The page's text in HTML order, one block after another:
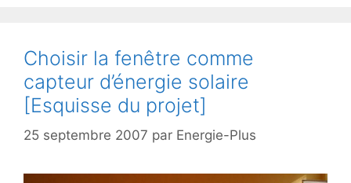
Choisir la fenêtre comme
capteur d’énergie solaire
[Esquisse du projet]
25 septembre 2007 par Energie-Plus